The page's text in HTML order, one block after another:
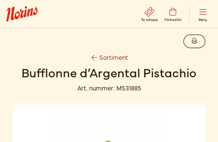
Ta kölapp Förbeställ Meny
Sortiment
Bufflonne d’Argental Pistachio
Art. nummer: MS31885